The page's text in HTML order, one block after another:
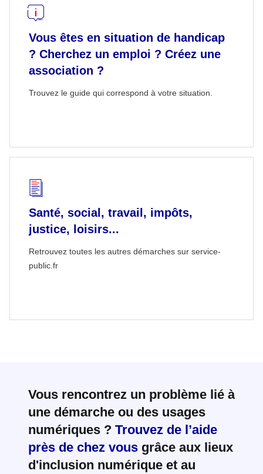
Vous êtes en situation de handicap
? Cherchez un emploi ? Créez une
association ?
Trouvez le guide qui correspond à votre situation.
Santé, social, travail, impôts,
justice, loisirs...
Retrouvez toutes les autres démarches sur service-
public.fr
Vous rencontrez un problème lié à
une démarche ou des usages
numériques ? Trouvez de l’aide
près de chez vous grâce aux lieux
d'inclusion numérique et au